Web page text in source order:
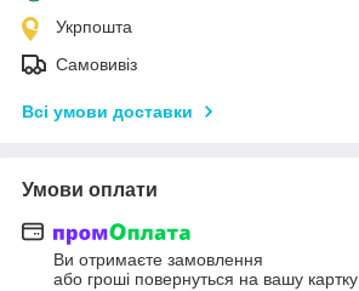
Укрпошта
Самовивіз
Всі умови доставки
Умови оплати
Ви отримаєте замовлення
або гроші повернуться на вашу картку